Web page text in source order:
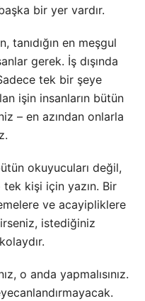
bir yer vardır.
tanıdığın en meşgul
gerek. İş dışında
tek bir şeye
işin insanların bütün
– en azından onlarla
okuyucuları değil,
tek kişi için yazın. Bir
ve acayipliklere
istediğiniz
o anda yapmalısınız.